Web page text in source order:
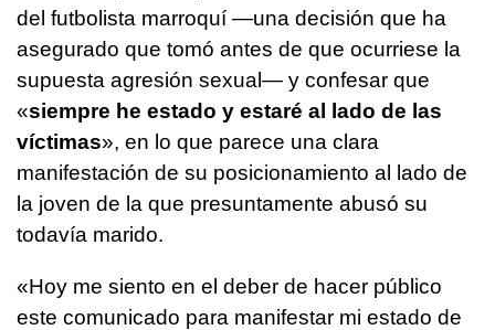
del futbolista marroquí —una decisión que ha
asegurado que tomó antes de que ocurriese la
supuesta agresión sexual— y confesar que
«siempre he estado y estaré al lado de las
víctimas», en lo que parece una clara
manifestación de su posicionamiento al lado de
la joven de la que presuntamente abusó su
todavía marido.
«Hoy me siento en el deber de hacer público
este comunicado para manifestar mi estado de